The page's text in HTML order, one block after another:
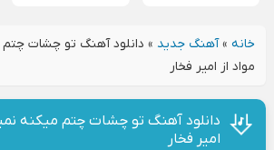
خانه»آهنگ جدید » دانلود آهنگ تو چشات چتم
مواد از امیر فخار
دانلود آهنگ تو چشات چتم میکنه
امیر فخار